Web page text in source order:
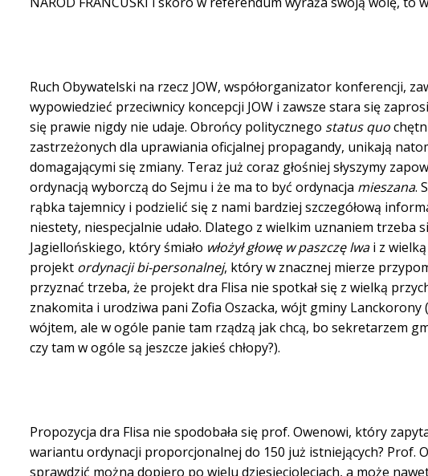
Ruch Obywatelski na rzecz JOW, współorganizator konferencji,
wypowiedzieć przeciwnicy koncepcji JOW i zawsze stara się
się prawie nigdy nie udaje. Obrońcy politycznego status quo
zastrzeżonych dla uprawiania oficjalnej propagandy, unikają
domagającymi się zmiany. Teraz już coraz głośniej słyszymy
ordynacją wyborczą do Sejmu i że ma to być ordynacja mieszana.
rąbka tajemnicy i podzielić się z nami bardziej szczegółową
niestety, niespecjalnie udało. Dlatego z wielkim uznaniem trzeba
Jagiellońskiego, który śmiało włożył głowę w paszczę lwai z
projekt ordynacji bi-personalnej, który w znacznej mierze
przyznać trzeba, że projekt dra Flisa nie spotkał się z wielką
znakomita i urodziwa pani Zofia Oszacka, wójt gminy
wójtem, ale w ogóle panie tam rządzą jak chcą, bo sekretarzem
czy tam w ogóle są jeszcze jakieś chłopy?).
Propozycja dra Flisa nie spodobała się prof. Owenowi, który
wariantu ordynacji proporcjonalnej do 150 już istniejących? Prof.
sprawdzić można dopiero po wielu dziesięcioleciach, a może